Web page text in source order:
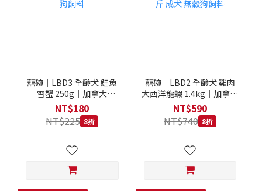
囍碗｜LBD3 全齡犬 鮭魚
雪蟹 250g｜加拿大
Loveabowl 天然無穀糧
250克 成犬 無穀狗飼料
NT$180
NT$225 8折
囍碗｜LBD2 全齡犬 雞肉
大西洋龍蝦 1.4kg｜加拿大
Loveabowl 天然無穀糧
1.4公斤 成犬 無穀狗飼料
NT$590
NT$740 8折